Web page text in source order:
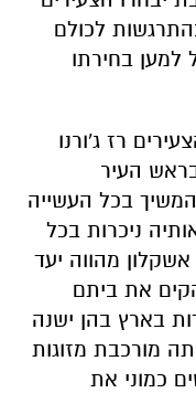
לכולם
למען בחירתו
רז ג'ורנו
העיר
בכל העשייה
ניכרות בכל
מהווה יעד
את ביתם
בארץ בהן ישנה
מורכבת מזוגות
כמוני את